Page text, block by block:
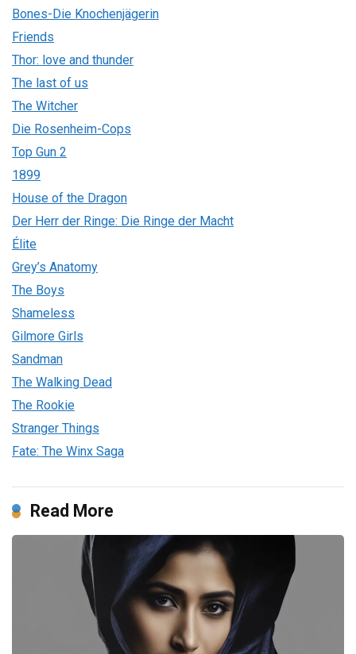
Bones-Die Knochenjägerin
Friends
Thor: love and thunder
The last of us
The Witcher
Die Rosenheim-Cops
Top Gun 2
1899
House of the Dragon
Der Herr der Ringe: Die Ringe der Macht
Élite
Grey’s Anatomy
The Boys
Shameless
Gilmore Girls
Sandman
The Walking Dead
The Rookie
Stranger Things
Fate: The Winx Saga
Read More